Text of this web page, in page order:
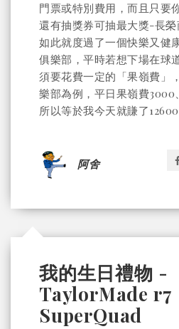
門票或特別費用，而且只要
還有抽獎券可抽最大獎-長榮
如此就度過了一個快樂又健
俱樂部，平時若想下場在球
須要花費一定的「果嶺費」
樂部為例，平日果嶺費3000
所以等於我今天就賺了
阿舍
我的生日禮物 -
TaylorMade r7
SuperQuad